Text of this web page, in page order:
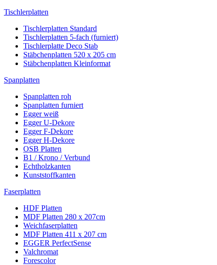
Tischlerplatten
Tischlerplatten Standard
Tischlerplatten 5-fach (furniert)
Tischlerplatte Deco Stab
Stäbchenplatten 520 x 205 cm
Stäbchenplatten Kleinformat
Spanplatten
Spanplatten roh
Spanplatten furniert
Egger weiß
Egger U-Dekore
Egger F-Dekore
Egger H-Dekore
OSB Platten
B1 / Krono / Verbund
Echtholzkanten
Kunststoffkanten
Faserplatten
HDF Platten
MDF Platten 280 x 207cm
Weichfaserplatten
MDF Platten 411 x 207 cm
EGGER PerfectSense
Valchromat
Forescolor